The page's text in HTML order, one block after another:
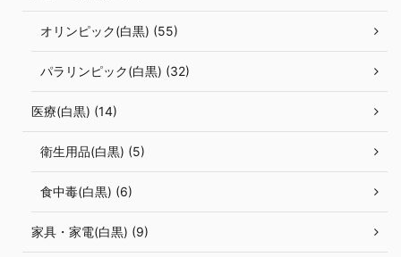
オリンピック(白黒) (55)
パラリンピック(白黒) (32)
医療(白黒) (14)
衛生用品(白黒) (5)
食中毒(白黒) (6)
家具・家電(白黒) (9)